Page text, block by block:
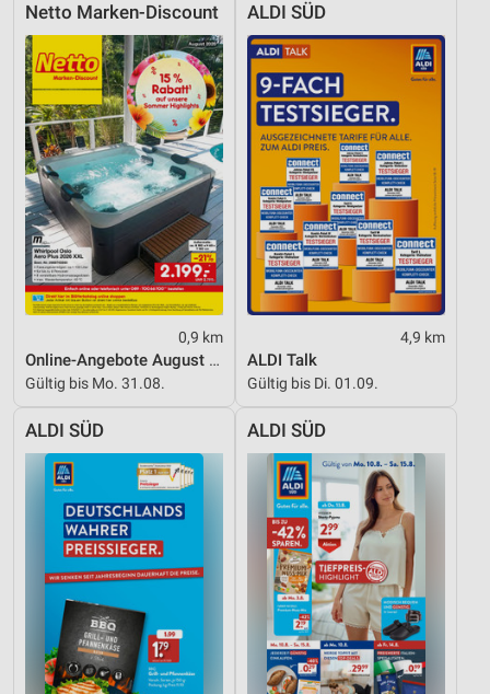
Netto Marken-Discount
0,9 km
Online-Angebote August 2026
Gültig bis Mo. 31.08.
ALDI SÜD
4,9 km
ALDI Talk
Gültig bis Di. 01.09.
ALDI SÜD ALDI SÜD
Verwendung genauer Standortdaten
Geräte anhand von aktiv angeforderten
Informationen identifizieren
Nicht-IAB-Verarbeitungszwecke:
Notwendig
Performance
Funktional
Werbung